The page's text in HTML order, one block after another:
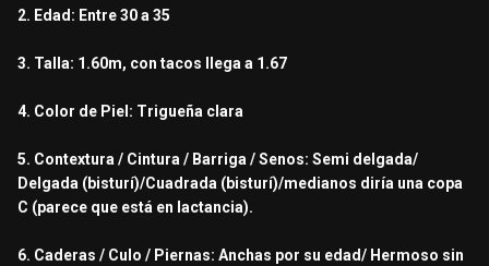
2. Edad: Entre 30 a 35
3. Talla: 1.60m, con tacos llega a 1.67
4. Color de Piel: Trigueña clara
5. Contextura / Cintura / Barriga / Senos: Semi delgada/
Delgada (bisturí)/Cuadrada (bisturí)/medianos diría una copa
C (parece que está en lactancia).
6. Caderas / Culo / Piernas: Anchas por su edad/ Hermoso sin